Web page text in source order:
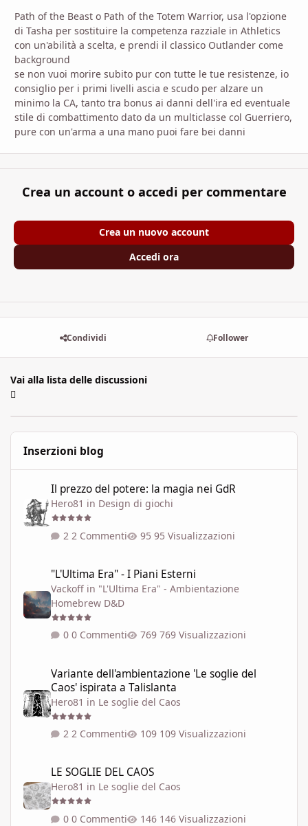
Path of the Beast o Path of the Totem Warrior, usa l'opzione
di Tasha per sostituire la competenza razziale in Athletics
con un'abilità a scelta, e prendi il classico Outlander come
background
se non vuoi morire subito pur con tutte le tue resistenze, io
consiglio per i primi livelli ascia e scudo per alzare un
minimo la CA, tanto tra bonus ai danni dell'ira ed eventuale
stile di combattimento dato da un multiclasse col Guerriero,
pure con un'arma a una mano puoi fare bei danni
Crea un account o accedi per commentare
Crea un nuovo account
Accedi ora
Condividi Follower
Vai alla lista delle discussioni
Inserzioni blog
Il prezzo del potere: la magia nei GdR
Hero81 in Design di giochi
2 Commenti 95 Visualizzazioni
"L'Ultima Era" - I Piani Esterni
Vackoff in "L'Ultima Era" - Ambientazione
Homebrew D&D
0 Commenti 769 Visualizzazioni
Variante dell'ambientazione 'Le soglie del
Caos' ispirata a Talislanta
Hero81 in Le soglie del Caos
2 Commenti 109 Visualizzazioni
LE SOGLIE DEL CAOS
Hero81 in Le soglie del Caos
0 Commenti 146 Visualizzazioni